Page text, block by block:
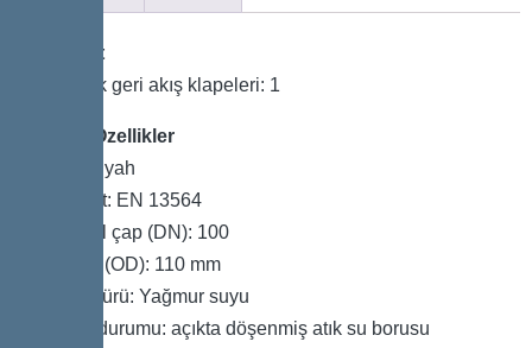
Varyant
Mekanik geri akış klapeleri: 1
Genel Özellikler
Renk: siyah
Standart: EN 13564
Nominal çap (DN): 100
Dış çap (OD): 110 mm
Atık su türü: Yağmur suyu
Montaj durumu: açıkta döşenmiş atık su borusu